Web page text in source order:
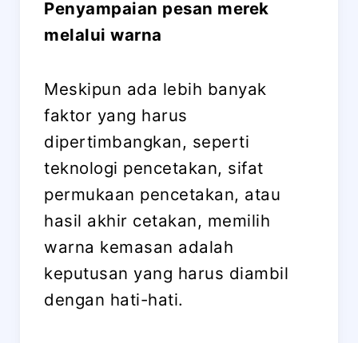
Penyampaian pesan merek
melalui warna
Meskipun ada lebih banyak
faktor yang harus
dipertimbangkan, seperti
teknologi pencetakan, sifat
permukaan pencetakan, atau
hasil akhir cetakan, memilih
warna kemasan adalah
keputusan yang harus diambil
dengan hati-hati.